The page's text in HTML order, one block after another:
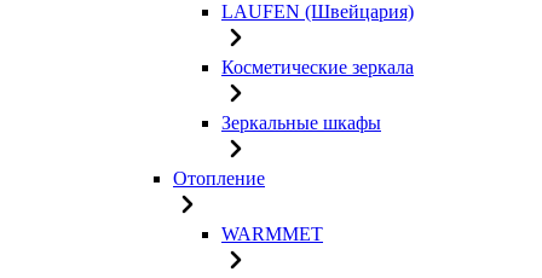
LAUFEN (Швейцария)
Косметические зеркала
Зеркальные шкафы
Отопление
WARMMET